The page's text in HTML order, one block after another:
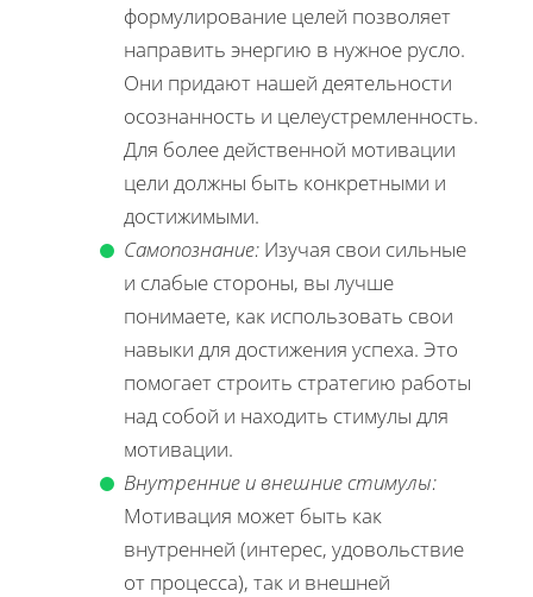
формулирование целей позволяет
направить энергию в нужное русло.
Они придают нашей деятельности
осознанность и целеустремленность.
Для более действенной мотивации
цели должны быть конкретными и
достижимыми.
Самопознание: Изучая свои сильные
и слабые стороны, вы лучше
понимаете, как использовать свои
навыки для достижения успеха. Это
помогает строить стратегию работы
над собой и находить стимулы для
мотивации.
Внутренние и внешние стимулы:
Мотивация может быть как
внутренней (интерес, удовольствие
от процесса), так и внешней